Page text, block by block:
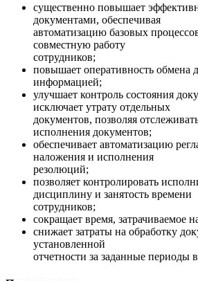
существенно повышает
документами, обеспечивая
автоматизацию базовых
совместную работу
сотрудников;
повышает оперативность обмена
информацией;
улучшает контроль состояния
исключает утрату отдельных
документов, позволяя
исполнения документов;
обеспечивает автоматизацию
наложения и исполнения
резолюций;
позволяет контролировать
дисциплину и занятость времени
сотрудников;
сокращает время, затрачиваемое
снижает затраты на обработку
установленной
отчетности за заданные периоды